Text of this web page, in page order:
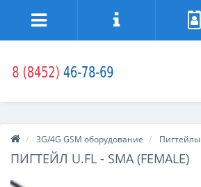
3G/4G GSM оборудование Пигтейлы
ПИГТЕЙЛ U.FL - SMA (FEMALE)